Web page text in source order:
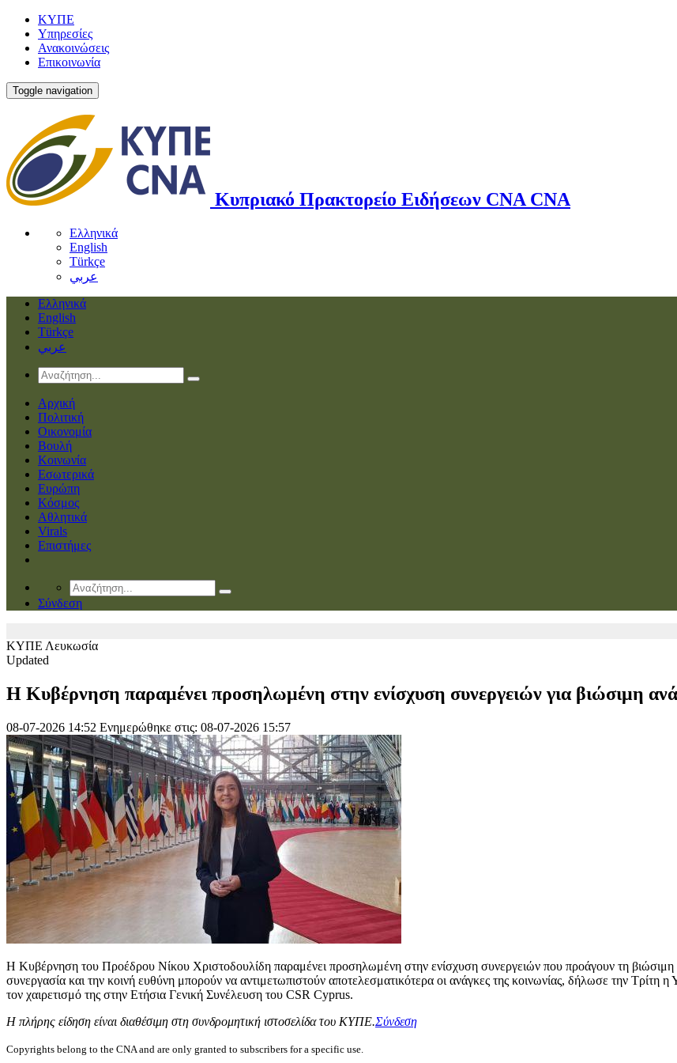
ΚΥΠΕ
Υπηρεσίες
Ανακοινώσεις
Επικοινωνία
Toggle navigation
Κυπριακό Πρακτορείο Ειδήσεων CNA CNA
Ελληνικά
English
Türkçe
عربي
Ελληνικά
English
Türkçe
عربي
Αρχική
Πολιτική
Οικονομία
Βουλή
Κοινωνία
Εσωτερικά
Ευρώπη
Κόσμος
Αθλητικά
Virals
Επιστήμες
Σύνδεση
ΚΥΠΕ Λευκωσία
Updated
Η Κυβέρνηση παραμένει προσηλωμένη στην ενίσχυση συνεργειών για βιώσιμη
08-07-2026 14:52 Ενημερώθηκε στις: 08-07-2026 15:57
Η Κυβέρνηση του Προέδρου Νίκου Χριστοδουλίδη παραμένει προσηλωμένη στην ενίσχυση συνεργειών που προάγουν τη βιώσιμη
συνεργασία και την κοινή ευθύνη μπορούν να αντιμετωπιστούν αποτελεσματικότερα οι ανάγκες της κοινωνίας, δήλωσε την
τον χαιρετισμό της στην Ετήσια Γενική Συνέλευση του CSR Cyprus.
Η πλήρης είδηση είναι διαθέσιμη στη συνδρομητική ιστοσελίδα του ΚΥΠΕ.Σύνδεση
Copyrights belong to the CNA and are only granted to subscribers for a specific use.